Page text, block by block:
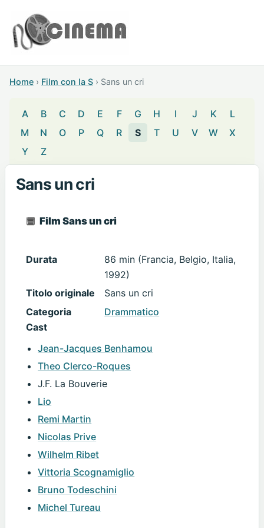
Home › Film con la S › Sans un cri
A B C D E F G H I J K
L
M
N O P Q R S T U V W
X
Y
Z
Sans un cri
Film Sans un cri
Durata
86 min (Francia, Belgio, Italia,
1992)
Titolo originale
Sans un cri
Categoria
Drammatico
Cast
Jean-Jacques Benhamou
Theo Clerco-Roques
J.F. La Bouverie
Lio
Remi Martin
Nicolas Prive
Wilhelm Ribet
Vittoria Scognamiglio
Bruno Todeschini
Michel Tureau